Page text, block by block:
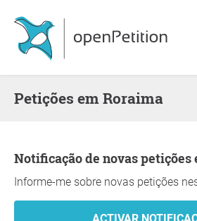
Petições em Roraima
Notificação de novas
Informe-me sobre novas petições